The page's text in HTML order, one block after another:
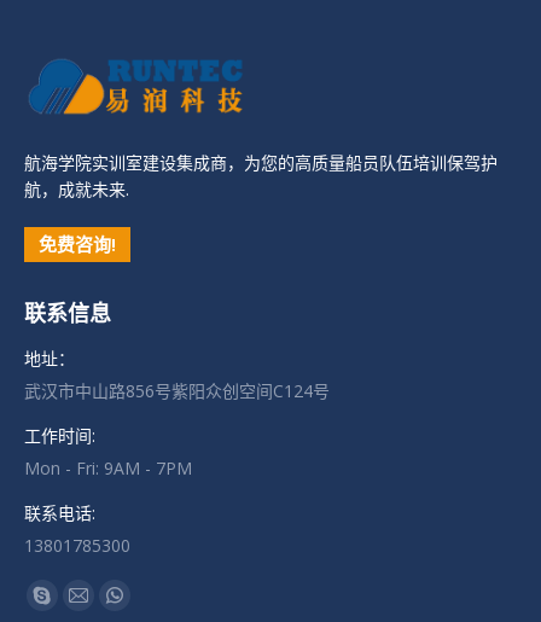
航海学院实训室建设集成商，为您的高质量船员队伍培训保驾护
航，成就未来.
免费咨询!
联系信息
地址：
武汉市中山路856号紫阳众创空间C124号
工作时间:
Mon - Fri: 9AM - 7PM
联系电话:
13801785300
找到我们：
SkypeMailWhatsapp